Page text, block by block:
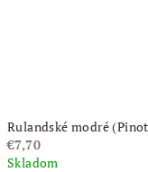
Rulandské modré
€7,70
Skladom